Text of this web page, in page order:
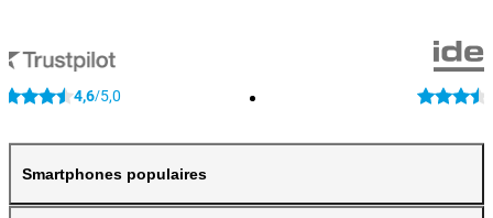
4,6/5,0
Smartphones populaires